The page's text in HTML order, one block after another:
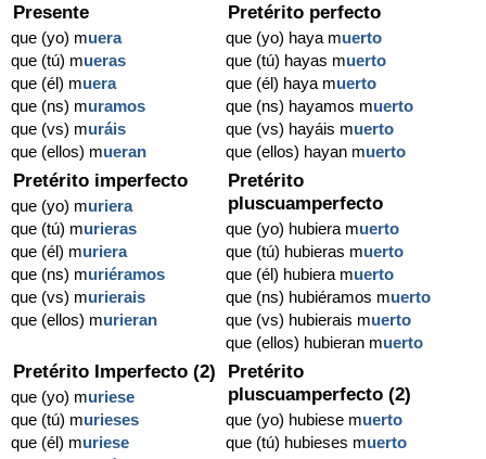
Presente
que (yo) muera
que (tú) mueras
que (él) muera
que (ns) muramos
que (vs) muráis
que (ellos) mueran
Pretérito perfecto
que (yo) haya muerto
que (tú) hayas muerto
que (él) haya muerto
que (ns) hayamos muerto
que (vs) hayáis muerto
que (ellos) hayan muerto
Pretérito imperfecto
que (yo) muriera
que (tú) murieras
que (él) muriera
que (ns) muriéramos
que (vs) murierais
que (ellos) murieran
Pretérito
pluscuamperfecto
que (yo) hubiera muerto
que (tú) hubieras muerto
que (él) hubiera muerto
que (ns) hubiéramos muerto
que (vs) hubierais muerto
que (ellos) hubieran muerto
Pretérito Imperfecto (2)
que (yo) muriese
que (tú) murieses
que (él) muriese
Pretérito
pluscuamperfecto (2)
que (yo) hubiese muerto
que (tú) hubieses muerto